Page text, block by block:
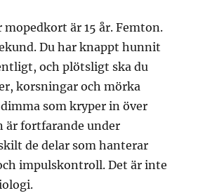
mopedkort är 15 år. Femton.
Du har knappt hunnit
och plötsligt ska du
korsningar och mörka
som kryper in över
är fortfarande under
de delar som hanterar
impulskontroll. Det är inte